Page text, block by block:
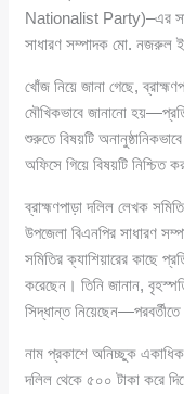
Nationalist Party)–এর
সাধারণ সম্পাদক মো. নজরুল
খোঁজ নিয়ে জানা গেছে,
মৌখিকভাবে জানানো
শুরুতে বিষয়টি
অফিসে গিয়ে বিষয়টি নিশ্চিত
ব্রাহ্মণপাড়া দলিল লেখক
উপজেলা বিএনপির সাধারণ
সমিতির ক্যাশিয়ারের কাছে
করেছেন। তিনি জানান,
সিদ্ধান্ত
নাম প্রকাশে অনিচ্ছুক একাধিক
দলিল থেকে ৫০০ টাকা করে